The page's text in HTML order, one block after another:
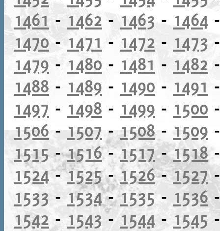
1461 - 1462 - 1463 - 1464
1470-1471 - 1472 - 1473
1479 - 1480 - 1481 - 1482
1488 - 1489 - 1490 - 1491
1497 - 1498 - 1499 - 1500
1506 - 1507 -1508- 1509
1515-1516-1517-1518
1524-1525-1526-1527
1533 - 1534-1535 - 1536
1542 - 1543- 1544-1545